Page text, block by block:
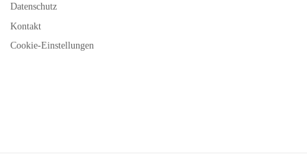
Datenschutz
Kontakt
Cookie-Einstellungen